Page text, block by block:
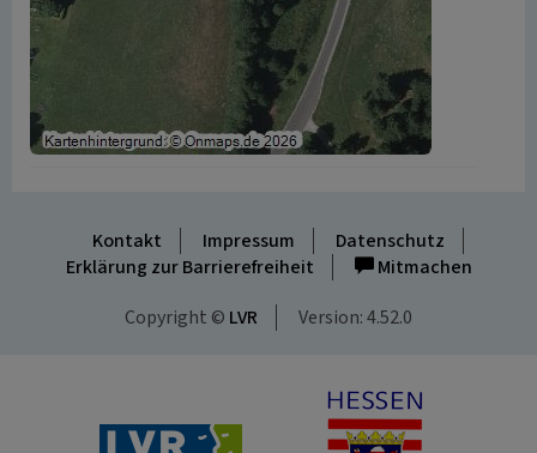
Kontakt Impressum
Datenschutz
Erklärung zur Barrierefreiheit
Mitmachen
Copyright © LVR Version: 4.52.0